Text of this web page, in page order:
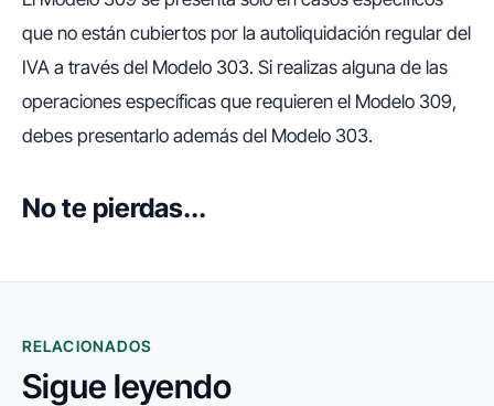
que no están cubiertos por la autoliquidación regular del
IVA a través del Modelo 303. Si realizas alguna de las
operaciones específicas que requieren el Modelo 309,
debes presentarlo además del Modelo 303.
No te pierdas...
RELACIONADOS
Sigue leyendo